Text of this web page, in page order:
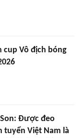
cup Vô địch bóng
Được đeo
tuyển Việt Nam là